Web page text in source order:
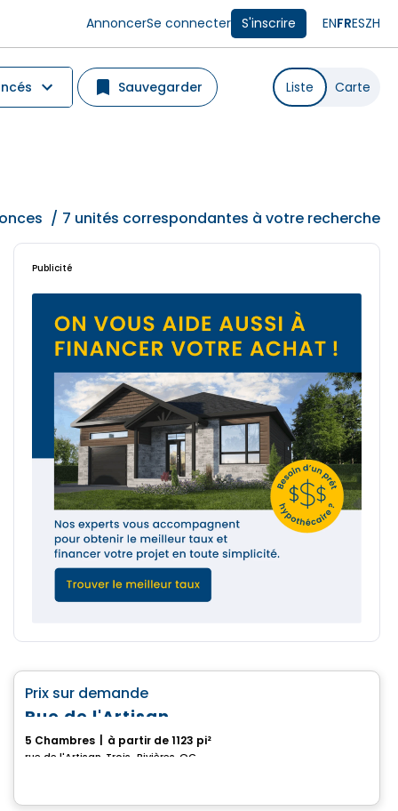
AnnoncerSe connecter S'inscrire ENFRESZH
Sauvegarder Liste Carte
/ 7 unités correspondantes à votre recherche
Publicité
Maison
Prix sur demande
Rue de l'Artisan
5 Chambres à partir de 1123 pi²
rue de l'Artisan, Trois-Rivières, QC